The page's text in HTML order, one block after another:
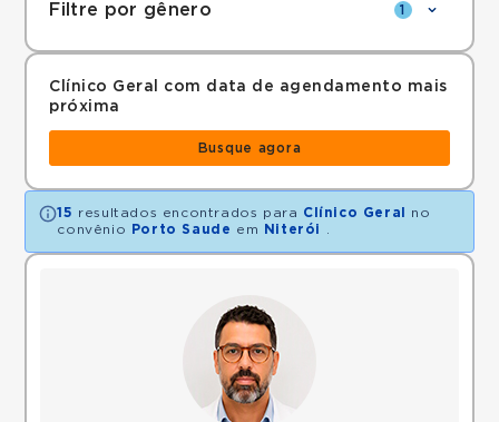
Filtre por gênero 1
Clínico Geral com data de agendamento mais
próxima
Busque agora
15 resultados encontrados para Clínico Geral
no
convênio
Porto Saude em Niterói